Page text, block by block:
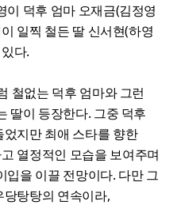
이 덕후 엄마 오재금(김정영
일찍 철든 딸 신서현(하영
다.
철없는 덕후 엄마와 그런
딸이 등장한다. 그중 덕후
지만 최애 스타를 향한
열정적인 모습을 보여주며
입을 이끌 전망이다. 다만 그
탕탕의 연속이라,